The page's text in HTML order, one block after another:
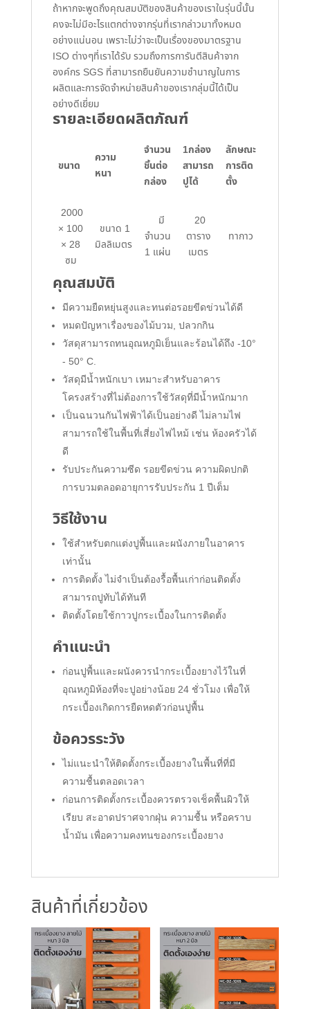
ถ้าหากจะพูดถึงคุณสมบัติของสินค้าของเราในรุ่นนี้นั้น
คงจะไม่มีอะไรแตกต่างจากรุ่นที่เรากล่าวมาทั้งหมด
อย่างแน่นอน เพราะไม่ว่าจะเป็นเรื่องของมาตรฐาน
ISO ต่างๆที่เราได้รับ รวมถึงการการันตีสินค้าจาก
องค์กร SGS ที่สามารถยืนยันความชำนาญในการ
ผลิตและการจัดจำหน่ายสินค้าของเรากลุ่มนี้ได้เป็น
อย่างดีเยี่ยม
รายละเอียดผลิตภัณฑ์
ขนาด
ความ
หนา
จำนวน
ชิ้นต่อ
กล่อง
1กล่อง
สามารถ
ปูได้
ลักษณะ
การติด
ตั้ง
2000
× 100
× 28
ซม
ขนาด 1
มิลลิเมตร
มี
จำนวน
1 แผ่น
20
ตาราง
เมตร
ทากาว
คุณสมบัติ
มีความยืดหยุ่นสูงและทนต่อรอยขีดข่วนได้ดี
หมดปัญหาเรื่องของไม้บวม, ปลวกกิน
วัสดุสามารถทนอุณหภูมิเย็นและร้อนได้ถึง -10°
- 50° C.
วัสดุมีน้ำหนักเบา เหมาะสำหรับอาคาร
โครงสร้างที่ไม่ต้องการใช้วัสดุที่มีน้ำหนักมาก
เป็นฉนวนกันไฟฟ้าได้เป็นอย่างดี ไม่ลามไฟ
สามารถใช้ในพื้นที่เสี่ยงไฟไหม้ เช่น ห้องครัวได้
ดี
รับประกันความซีด รอยขีดข่วน ความผิดปกติ
การบวมตลอดอายุการรับประกัน 1 ปีเต็ม
วิธีใช้งาน
ใช้สำหรับตกแต่งปูพื้นและผนังภายในอาคาร
เท่านั้น
การติดตั้ง ไม่จำเป็นต้องรื้อพื้นเก่าก่อนติดตั้ง
สามารถปูทับได้ทันที
ติดตั้งโดยใช้กาวปูกระเบื้องในการติดตั้ง
คำแนะนำ
ก่อนปูพื้นและผนังควรนำกระเบื้องยางไว้ในที่
อุณหภูมิห้องที่จะปูอย่างน้อย 24 ชั่วโมง เพื่อให้
กระเบื้องเกิดการยืดหดตัวก่อนปูพื้น
ข้อควรระวัง
ไม่แนะนำให้ติดตั้งกระเบื้องยางในพื้นที่ที่มี
ความชื้นตลอดเวลา
ก่อนการติดตั้งกระเบื้องควรตรวจเช็คพื้นผิวให้
เรียบ สะอาดปราศจากฝุ่น ความชื้น หรือคราบ
น้ำมัน เพื่อความคงทนของกระเบื้องยาง
สินค้าที่เกี่ยวข้อง